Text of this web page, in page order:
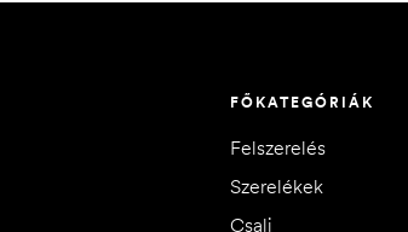
FŐKATEGÓRIÁK
Felszerelés
Szerelékek
Csali